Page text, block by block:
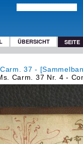
ÜBERSICHT SEITE
37 -
Carm. 37 Nr. 4 -